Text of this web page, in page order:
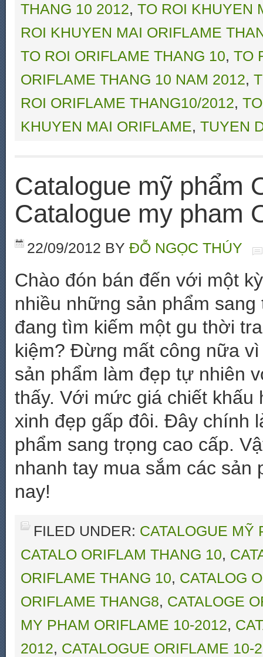
THANG 10 2012, TO ROI KHUYEN
ROI KHUYEN MAI ORIFLAME
TO ROI ORIFLAME THANG 10, TO
ORIFLAME THANG 10 NAM 2012,
ROI ORIFLAME THANG10/2012,
KHUYEN MAI ORIFLAME, TUYEN
Catalogue mỹ phẩm
Catalogue my pham
22/09/2012 BY ĐỖ NGỌC THÚY
Chào đón bán đến với một
nhiều những sản phẩm
đang tìm kiếm một gu thời
kiệm? Đừng mất công nữa
sản phẩm làm đẹp tự nhiên
thấy. Với mức giá chiết
xinh đẹp gấp đôi. Đây chính
phẩm sang trọng cao cấp.
nhanh tay mua sắm các sản
nay!
FILED UNDER: CATALOGUE MỸ
CATALO ORIFLAM THANG 10,
ORIFLAME THANG 10, CATALOG
ORIFLAME THANG8, CATALOGE
MY PHAM ORIFLAME 10-2012,
2012, CATALOGUE ORIFLAME 10-